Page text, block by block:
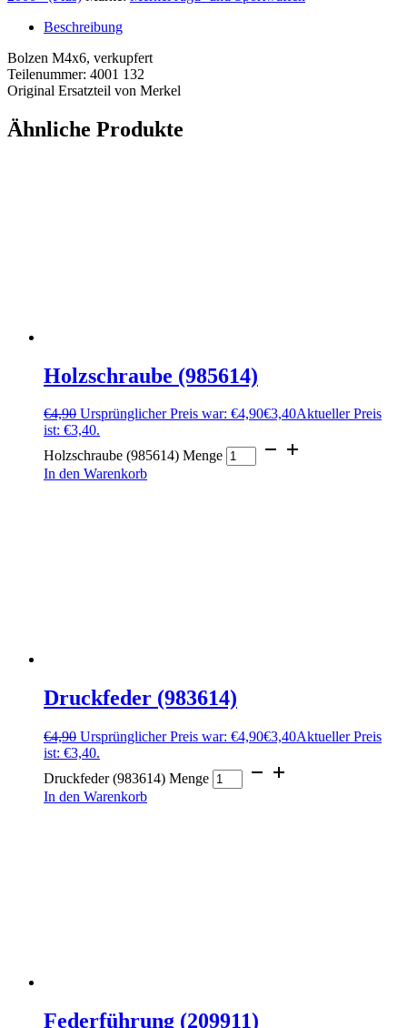
Beschreibung
Bolzen M4x6, verkupfert
Teilenummer: 4001 132
Original Ersatzteil von Merkel
Ähnliche Produkte
Holzschraube (985614)
€4,90 Ursprünglicher Preis war: €4,90€3,40Aktueller Preis
ist: €3,40.
Holzschraube (985614) Menge
In den Warenkorb
Druckfeder (983614)
€4,90 Ursprünglicher Preis war: €4,90€3,40Aktueller Preis
ist: €3,40.
Druckfeder (983614) Menge
In den Warenkorb
Federführung (209911)